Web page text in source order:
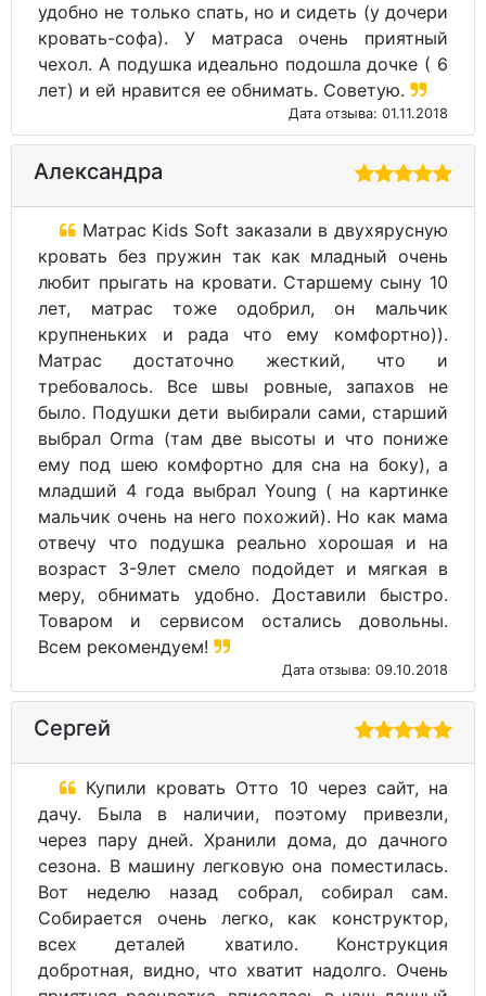
удобно не только спать, но и сидеть (у дочери
кровать-софа). У матраса очень приятный
чехол. А подушка идеально подошла дочке ( 6
лет) и ей нравится ее обнимать. Советую.
Дата отзыва: 01.11.2018
Александра
Матрас Kids Soft заказали в двухярусную
кровать без пружин так как младный очень
любит прыгать на кровати. Старшему сыну 10
лет, матрас тоже одобрил, он мальчик
крупненьких и рада что ему комфортно)).
Матрас достаточно жесткий, что и
требовалось. Все швы ровные, запахов не
было. Подушки дети выбирали сами, старший
выбрал Orma (там две высоты и что пониже
ему под шею комфортно для сна на боку), а
младший 4 года выбрал Young ( на картинке
мальчик очень на него похожий). Но как мама
отвечу что подушка реально хорошая и на
возраст 3-9лет смело подойдет и мягкая в
меру, обнимать удобно. Доставили быстро.
Товаром и сервисом остались довольны.
Всем рекомендуем!
Дата отзыва: 09.10.2018
Сергей
Купили кровать Отто 10 через сайт, на
дачу. Была в наличии, поэтому привезли,
через пару дней. Хранили дома, до дачного
сезона. В машину легковую она поместилась.
Вот неделю назад собрал, собирал сам.
Собирается очень легко, как конструктор,
всех деталей хватило. Конструкция
добротная, видно, что хватит надолго. Очень